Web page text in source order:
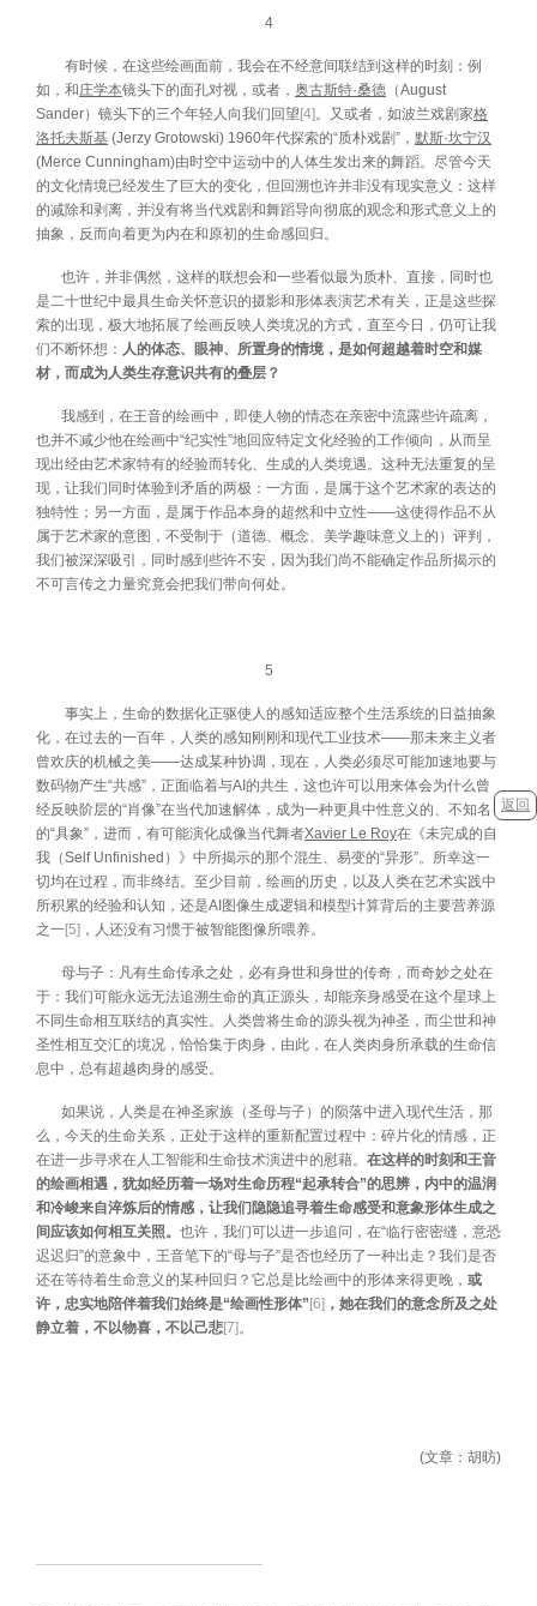
4
有时候，在这些绘画面前，我会在不经意间联结到这样的时刻：例
如，和庄学本镜头下的面孔对视，或者， 奥古斯特·桑德 （August
Sander）镜头下的三个年轻人向我们回望[4]。又或者，如波兰戏剧家格
洛托夫斯基 (Jerzy Grotowski) 1960年代探索的“质朴戏剧”， 默斯·坎宁汉
(Merce Cunningham)由时空中运动中的人体生发出来的舞蹈。尽管今天
的文化情境已经发生了巨大的变化，但回溯也许并非没有现实意义：这样
的减除和剥离，并没有将当代戏剧和舞蹈导向彻底的观念和形式意义上的
抽象，反而向着更为内在和原初的生命感回归。
也许，并非偶然，这样的联想会和一些看似最为质朴、直接，同时也
是二十世纪中最具生命关怀意识的摄影和形体表演艺术有关，正是这些探
索的出现，极大地拓展了绘画反映人类境况的方式，直至今日，仍可让我
们不断怀想： 人的体态、眼神、所置身的情境，是如何超越着时空和媒
材，而成为人类生存意识共有的叠层？
我感到，在王音的绘画中，即使人物的情态在亲密中流露些许疏离，
也并不减少他在绘画中“纪实性”地回应特定文化经验的工作倾向，从而呈
现出经由艺术家特有的经验而转化、生成的人类境遇。这种无法重复的呈
现，让我们同时体验到矛盾的两极：一方面，是属于这个艺术家的表达的
独特性；另一方面，是属于作品本身的超然和中立性——这使得作品不从
属于艺术家的意图，不受制于（道德、概念、美学趣味意义上的）评判，
我们被深深吸引，同时感到些许不安，因为我们尚不能确定作品所揭示的
不可言传之力量究竟会把我们带向何处。
5
事实上，生命的数据化正驱使人的感知适应整个生活系统的日益抽象
化，在过去的一百年，人类的感知刚刚和现代工业技术——那未来主义者
曾欢庆的机械之美——达成某种协调，现在，人类必须尽可能加速地要与
数码物产生“共感”，正面临着与AI的共生，这也许可以用来体会为什么曾
经反映阶层的“肖像”在当代加速解体，成为一种更具中性意义的、不知名
的“具象”，进而，有可能演化成像当代舞者Xavier Le Roy在《未完成的自
我（Self Unfinished）》中所揭示的那个混生、易变的“异形”。所幸这一
切均在过程，而非终结。至少目前，绘画的历史，以及人类在艺术实践中
所积累的经验和认知，还是AI图像生成逻辑和模型计算背后的主要营养源
之一[5] ，人还没有习惯于被智能图像所喂养。
母与子：凡有生命传承之处，必有身世和身世的传奇，而奇妙之处在
于：我们可能永远无法追溯生命的真正源头，却能亲身感受在这个星球上
不同生命相互联结的真实性。人类曾将生命的源头视为神圣，而尘世和神
圣性相互交汇的境况，恰恰集于肉身，由此，在人类肉身所承载的生命信
息中，总有超越肉身的感受。
如果说，人类是在神圣家族（圣母与子）的陨落中进入现代生活，那
么，今天的生命关系，正处于这样的重新配置过程中：碎片化的情感，正
在进一步寻求在人工智能和生命技术演进中的慰藉。 在这样的时刻和王音
的绘画相遇，犹如经历着一场对生命历程“起承转合”的思辨，内中的温润
和冷峻来自淬炼后的情感，让我们隐隐追寻着生命感受和意象形体生成之
间应该如何相互关照。 也许，我们可以进一步追问，在“临行密密缝，意恐
迟迟归”的意象中，王音笔下的“母与子”是否也经历了一种出走？我们是否
还在等待着生命意义的某种回归？它总是比绘画中的形体来得更晚， 或
许，忠实地陪伴着我们始终是“绘画性形体”[6] ，她在我们的意念所及之处
静立着，不以物喜，不以己悲[7]。
(文章：胡昉)
返回